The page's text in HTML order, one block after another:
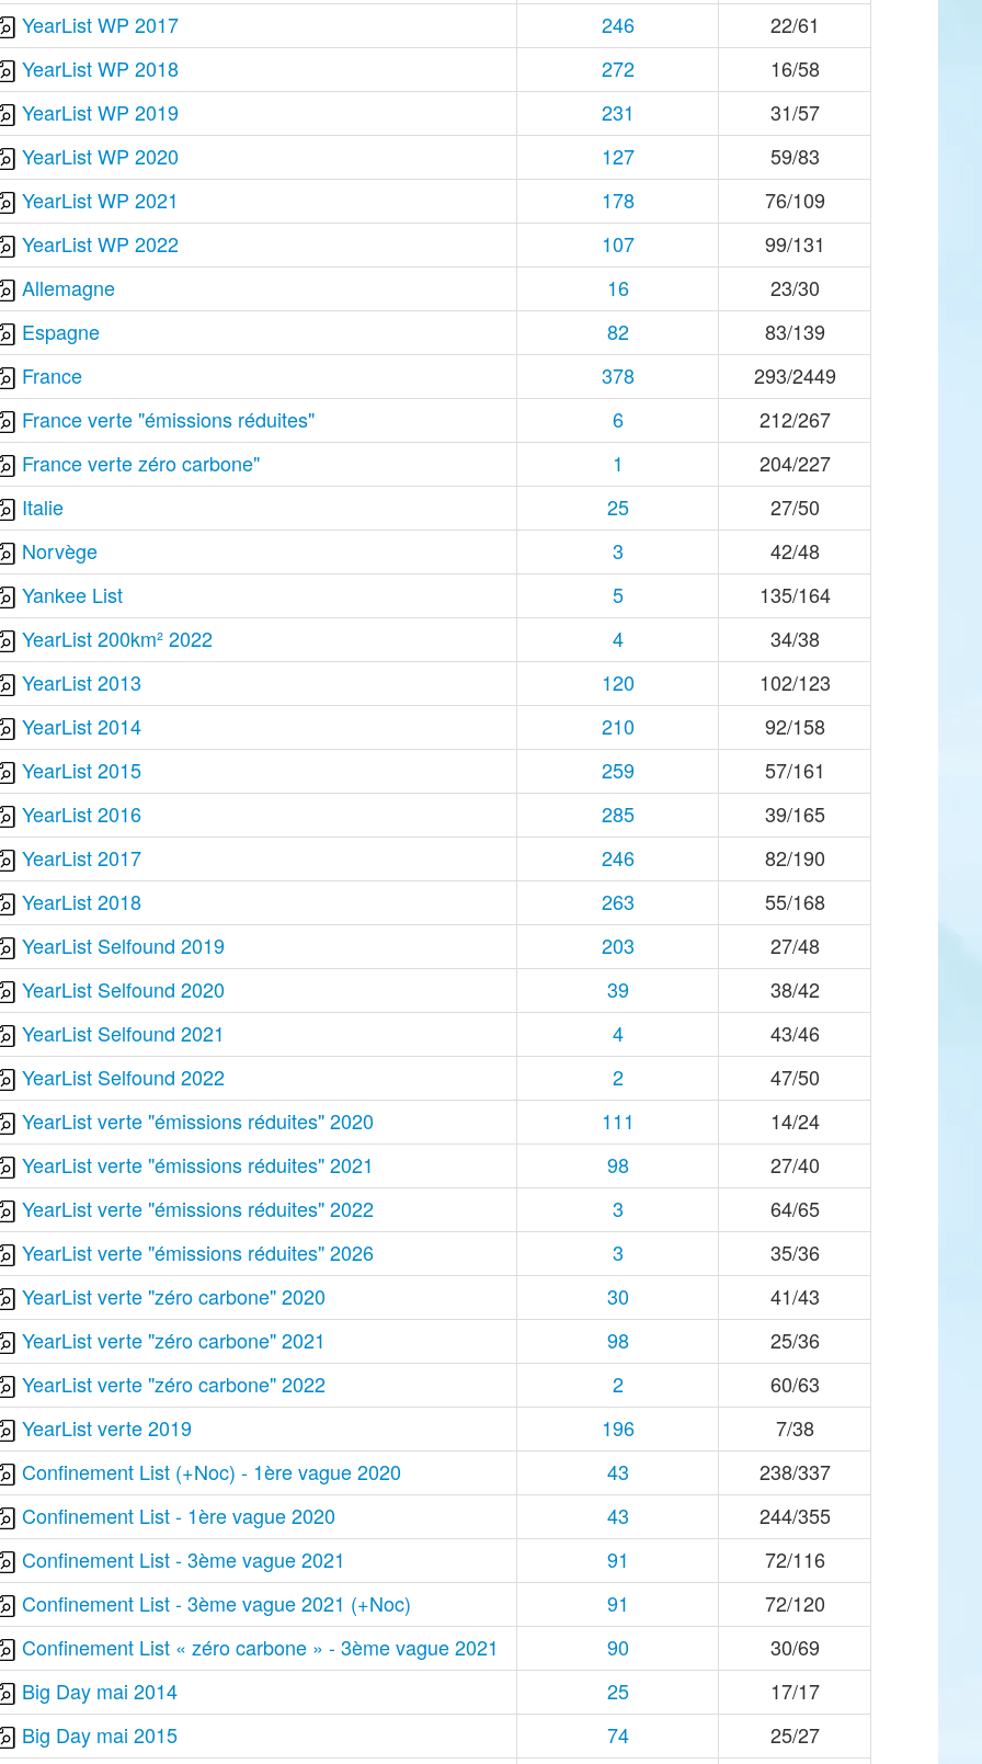
YearList WP 2017
246
22/61
YearList WP 2018
272
16/58
YearList WP 2019
231
31/57
YearList WP 2020
127
59/83
YearList WP 2021
178
76/109
YearList WP 2022
107
99/131
Allemagne
16
23/30
Espagne
82
83/139
France
378
293/2449
France verte "émissions réduites"
6
212/267
France verte zéro carbone"
1
204/227
Italie
25
27/50
Norvège
3
42/48
Yankee List
5
135/164
YearList 200km² 2022
4
34/38
YearList 2013
120
102/123
YearList 2014
210
92/158
YearList 2015
259
57/161
YearList 2016
285
39/165
YearList 2017
246
82/190
YearList 2018
263
55/168
YearList Selfound 2019
203
27/48
YearList Selfound 2020
39
38/42
YearList Selfound 2021
4
43/46
YearList Selfound 2022
2
47/50
YearList verte "émissions réduites" 2020
111
14/24
YearList verte "émissions réduites" 2021
98
27/40
YearList verte "émissions réduites" 2022
3
64/65
YearList verte "émissions réduites" 2026
3
35/36
YearList verte "zéro carbone" 2020
30
41/43
YearList verte "zéro carbone" 2021
98
25/36
YearList verte "zéro carbone" 2022
2
60/63
YearList verte 2019
196
7/38
Confinement List (+Noc) - 1ère vague 2020
43
238/337
Confinement List - 1ère vague 2020
43
244/355
Confinement List - 3ème vague 2021
91
72/116
Confinement List - 3ème vague 2021 (+Noc)
91
72/120
Confinement List « zéro carbone » - 3ème vague 2021
90
30/69
Big Day mai 2014
25
17/17
Big Day mai 2015
74 25/27